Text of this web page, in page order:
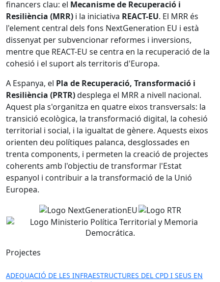
financers clau: el Mecanisme de Recuperació i
Resiliència (MRR) i la iniciativa REACT-EU. El MRR és
l'element central dels fons NextGeneration EU i està
dissenyat per subvencionar reformes i inversions,
mentre que REACT-EU se centra en la recuperació de la
cohesió i el suport als territoris d'Europa.
A Espanya, el Pla de Recuperació, Transformació i
Resiliència (PRTR)desplega el MRR a nivell nacional.
Aquest pla s'organitza en quatre eixos transversals: la
transició ecològica, la transformació digital, la cohesió
territorial i social, i la igualtat de gènere. Aquests eixos
orienten deu polítiques palanca, desglossades en
trenta components, i permeten la creació de projectes
coherents amb l'objectiu de transformar l'Estat
espanyol i contribuir a la transformació de la Unió
Europea.
Projectes
ADEQUACIÓ DE LES INFRAESTRUCTURES DEL CPD I SEUS EN